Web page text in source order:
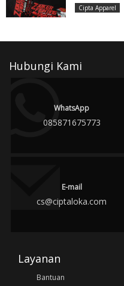
Cipta Apparel
Hubungi Kami
WhatsApp
085871675773
E-mail
cs@ciptaloka.com
Layanan
Bantuan